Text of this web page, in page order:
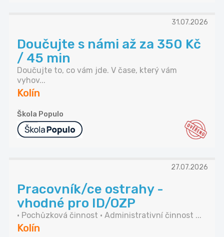
31.07.2026
Doučujte s námi až za 350 Kč
/ 45 min
Doučujte to, co vám jde. V čase, který vám
vyhov...
Kolín
Škola Populo
27.07.2026
Pracovník/ce ostrahy -
vhodné pro ID/OZP
• Pochůzková činnost • Administrativní činnost ...
Kolín